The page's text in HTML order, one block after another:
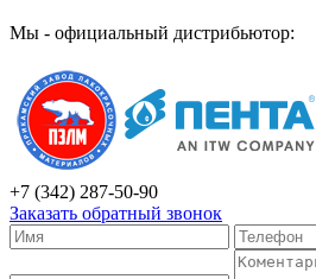
Мы - официальный дистрибьютор:
+7 (342) 287-50-90
Заказать обратный звонок